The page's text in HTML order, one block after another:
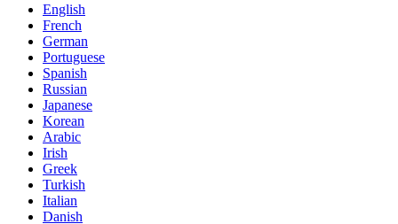
English
French
German
Portuguese
Spanish
Russian
Japanese
Korean
Arabic
Irish
Greek
Turkish
Italian
Danish